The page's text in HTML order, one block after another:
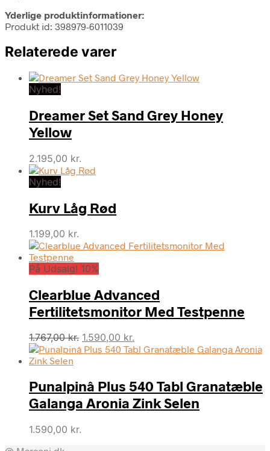
Yderlige produktinformationer:
Produkt id: 398979-6011039
Relaterede varer
Nyhed!
Dreamer Set Sand Grey Honey
Yellow
2.195,00 kr.
Nyhed!
Kurv Låg Rød
1.199,00 kr.
På Udsalg! 10%
Clearblue Advanced
Fertilitetsmonitor Med Testpenne
1.767,00kr. Den
oprindelige
1.767,00 kr..
1.590,00 kr.
aktuelle
1.590,00 kr..
Punalpinâ Plus 540 Tabl Granatæble
Galanga Aronia Zink Selen
1.590,00 kr.